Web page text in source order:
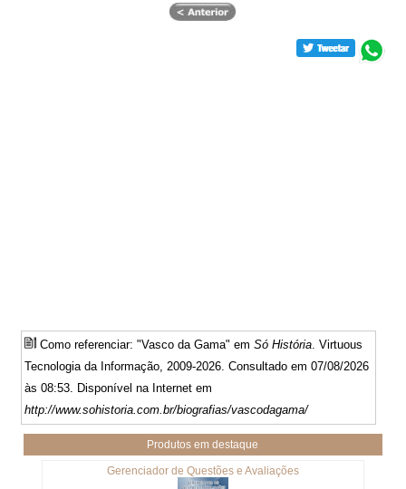
Como referenciar: "Vasco da Gama" emSó História. Virtuous
Tecnologia da Informação, 2009-2026. Consultado em 07/08/2026
às 08:53. Disponível na Internet em
http://www.sohistoria.com.br/biografias/vascodagama/
Produtos em destaque
Gerenciador de Questões e Avaliações